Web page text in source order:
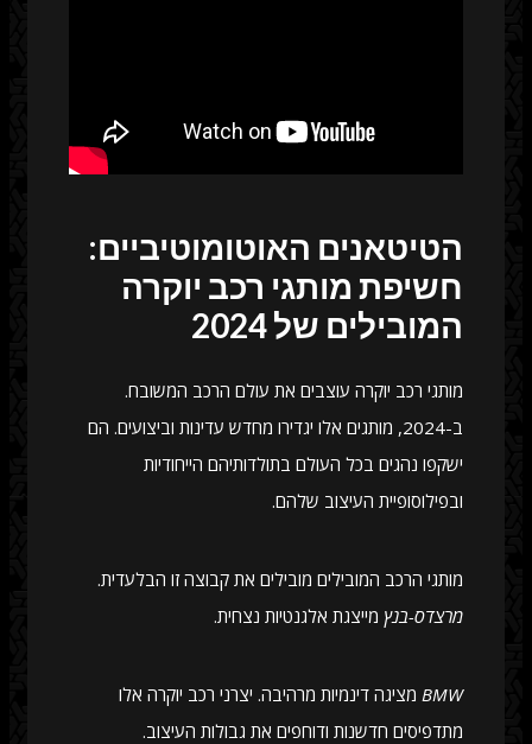
הטיטאנים האוטומוטיביים:
חשיפת מותגי רכב יוקרה
המובילים של 2024
מותגי רכב יוקרה עוצבים את עולם הרכב המשובח.
ב-2024, מותגים אלו יגדירו מחדש עדינות וביצועים. הם
ישקפו נהגים בכל העולם בתולדותיהם הייחודיות
ובפילוסופיית העיצוב שלהם.
מותגי הרכב המובילים מובילים את קבוצה זו הבלעדית.
מרצדס-בנץ מייצגת אלגנטיות נצחית.
BMW מציגה דינמיות מרהיבה. יצרני רכב יוקרה אלו
מתדפיסים חדשנות ודוחפים את גבולות העיצוב.